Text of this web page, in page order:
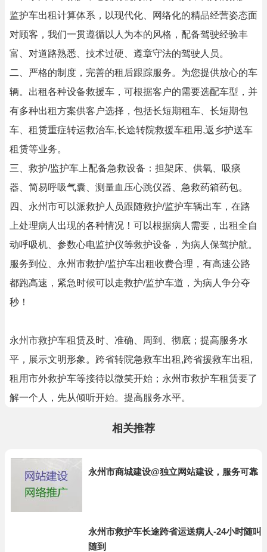
监护车出租计算体系，以现代化、网络化的精品经营姿态面
对顾客，我们一贯遵循以人为本的风格，配备驾驶经验丰
富、对道路熟悉、技术过硬、遵章守法的驾驶人员。
二、严格的制度，完善的租后跟踪服务。为您提供放心的车
辆。出租各种设备救援车，可根据客户的需要选配车型，并
有多种出租方案供客户选择，包括长短期租车、长短期包
车、租赁重症转运救治车,长途转院救援车租用,返乡护送车
租赁等业务。
三、救护/监护车上配备急救设备：担架床、供氧、吸痰
器、简易呼吸气囊、测量血压心跳仪器、急救药箱药包。
四、永州市可以派救护人员跟随救护/监护车辆出车，在路
上处理病人出现的各种情况！可以根据病人需要，出租全自
动呼吸机、参数心电监护仪等救护设备，为病人保驾护航。
服务到位、永州市救护/监护车出租收费合理，有高速公路
都跑高速，紧急时候可以走救护/监护车道，为病人争分夺
秒！
永州市救护车租赁及时、准确、周到、彻底；提高服务水
平，展示文明形象。跨省转院急救车出租,跨省援救车出租,
租用市外救护车等接待以微笑开始；永州市救护车租赁要了
解一个人，先从倾听开始。提高服务水平。
相关推荐
永州市商城建设@独立网站建设，服务可靠
永州市救护车长途跨省运送病人-24小时随叫
随到